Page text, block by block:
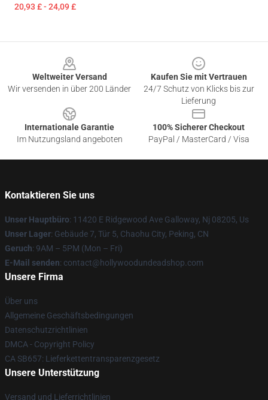
20,93 £ - 24,09 £
Weltweiter Versand
Wir versenden in über 200 Länder
Kaufen Sie mit Vertrauen
24/7 Schutz von Klicks bis zur
Lieferung
Internationale Garantie
Im Nutzungsland angeboten
100% Sicherer Checkout
PayPal / MasterCard / Visa
Kontaktieren Sie uns
Unser Hauptbüro: 11420 E Ridgewood Ave Galloway, Nj 08205, Us
Unser Lager: Gebäude 7, Tür 5, Chaohu City, Peking, CN
Geruch: 9AM – 5PM (Mon – Fri)
E-Mail senden: contact@hollywoodundeadshop.com
Unsere Firma
Über uns
Allgemeine Geschäftsbedingungen
Datenschutzrichtlinien
DMCA - Copyright Policy
CA SB657: Lieferkettentransparenzgesetz
Unsere Unterstützung
Versand und Lieferrichtlinien